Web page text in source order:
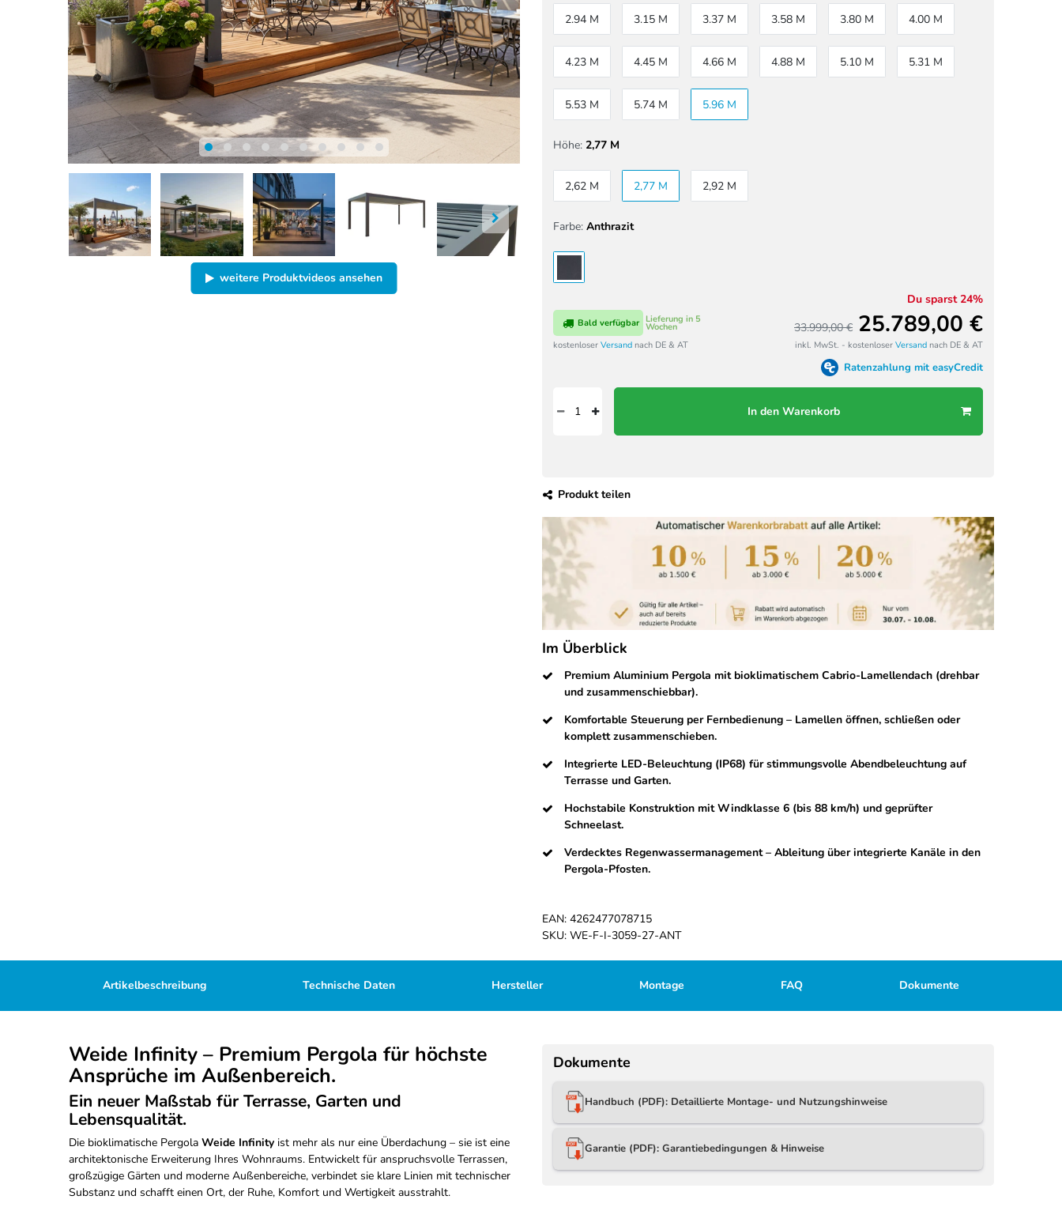
weitere Produktvideos ansehen
2.94 M 3.15 M 3.37 M 3.58 M 3.80 M 4.00 M
4.23 M 4.45 M 4.66 M 4.88 M 5.10 M 5.31 M
5.53 M 5.74 M 5.96 M
Höhe: 2,77 M
2,62 M 2,77 M 2,92 M
Farbe: Anthrazit
Lieferung in 5
Wochen
Bald verfügbar
kostenloser Versand nach DE & AT
Du sparst 24%
33.999,00 € 25.789,00 €
inkl. MwSt. - kostenloser Versand nach DE & AT
Ratenzahlung mit easyCredit
In den Warenkorb
Produkt teilen
Im Überblick
Premium Aluminium Pergola mit bioklimatischem Cabrio-Lamellendach (drehbar
und zusammenschiebbar).
Komfortable Steuerung per Fernbedienung – Lamellen öffnen, schließen oder
komplett zusammenschieben.
Integrierte LED-Beleuchtung (IP68) für stimmungsvolle Abendbeleuchtung auf
Terrasse und Garten.
Hochstabile Konstruktion mit Windklasse 6 (bis 88 km/h) und geprüfter
Schneelast.
Verdecktes Regenwassermanagement – Ableitung über integrierte Kanäle in den
Pergola-Pfosten.
EAN: 4262477078715
SKU: WE-F-I-3059-27-ANT
Artikelbeschreibung Technische Daten Hersteller Montage FAQ Dokumente
Weide Infinity – Premium Pergola für höchste
Ansprüche im Außenbereich.
Ein neuer Maßstab für Terrasse, Garten und
Lebensqualität.
Die bioklimatische Pergola Weide Infinity ist mehr als nur eine Überdachung – sie ist eine
architektonische Erweiterung Ihres Wohnraums. Entwickelt für anspruchsvolle Terrassen,
großzügige Gärten und moderne Außenbereiche, verbindet sie klare Linien mit technischer
Substanz und schafft einen Ort, der Ruhe, Komfort und Wertigkeit ausstrahlt.
Dokumente
Handbuch (PDF): Detaillierte Montage- und Nutzungshinweise
Garantie (PDF): Garantiebedingungen & Hinweise